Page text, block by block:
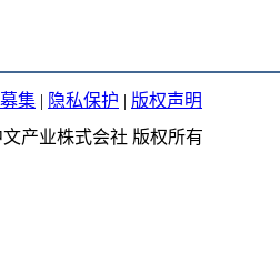
集 | 隐私保护 | 版权声明
文产业株式会社 版权所有